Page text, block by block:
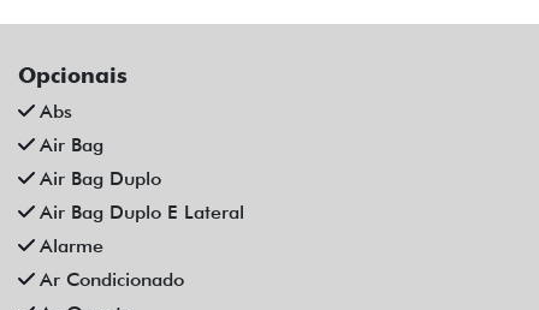
Ar Quente
Chave Reserva
Comandos No Volante
Câmera De Ré
Desembaçador Traseiro
Direção Assistida
Distribuição Eletrônica De Frenagem
Farol De Led